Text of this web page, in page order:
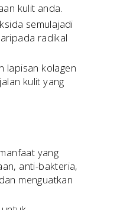
kulit anda.
semulajadi
radikal
lapisan kolagen
kulit yang
yang
anti-bakteria,
menguatkan